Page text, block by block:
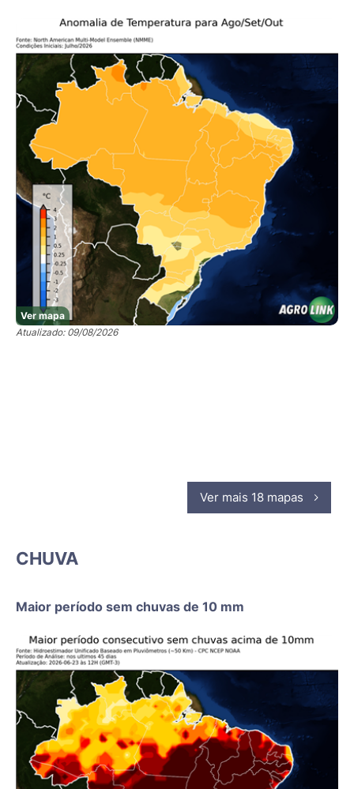
Ver mapa
Atualizado: 09/08/2026
Ver mais 18 mapas
CHUVA
Maior período sem chuvas de 10 mm